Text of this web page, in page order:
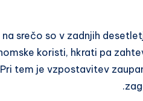
srečo so v zadnjih
koristi, hkrati pa
tem je vzpostavitev